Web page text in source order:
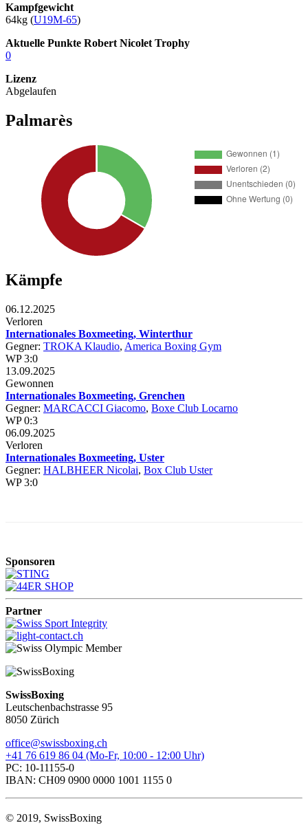
Kampfgewicht
64kg (U19M-65)
Aktuelle Punkte Robert Nicolet Trophy
0
Lizenz
Abgelaufen
Palmarès
Kämpfe
06.12.2025
Verloren
Internationales Boxmeeting, Winterthur
Gegner: TROKA Klaudio, America Boxing Gym
WP 3:0
13.09.2025
Gewonnen
Internationales Boxmeeting, Grenchen
Gegner: MARCACCI Giacomo, Boxe Club Locarno
WP 0:3
06.09.2025
Verloren
Internationales Boxmeeting, Uster
Gegner: HALBHEER Nicolai, Box Club Uster
WP 3:0
Sponsoren
Partner
SwissBoxing
Leutschenbachstrasse 95
8050 Zürich
office@swissboxing.ch
+41 76 619 86 04 (Mo-Fr, 10:00 - 12:00 Uhr)
PC: 10-11155-0
IBAN: CH09 0900 0000 1001 1155 0
© 2019, SwissBoxing